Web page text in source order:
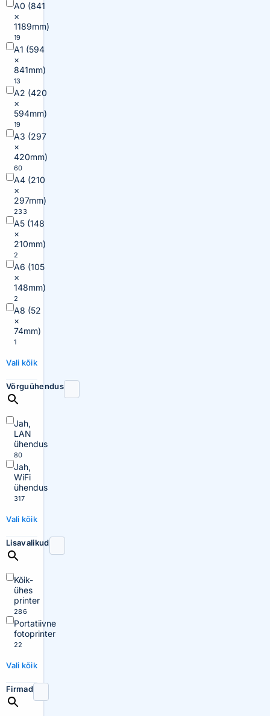
A0 (841
×
1189mm)
19
A1 (594
×
841mm)
13
A2 (420
×
594mm)
19
A3 (297
×
420mm)
60
A4 (210
×
297mm)
233
A5 (148
×
210mm)
2
A6 (105
×
148mm)
2
A8 (52
×
74mm)
1
Vali kõik
Võrguühendus
Jah,
LAN
ühendus
80
Jah,
WiFi
ühendus
317
Vali kõik
Lisavalikud
Kõik-
ühes
printer
286
Portatiivne
fotoprinter
22
Vali kõik
Firmad